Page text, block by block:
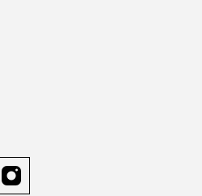
instagram